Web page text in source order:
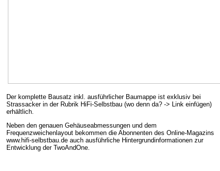
Der komplette Bausatz inkl. ausführlicher Baumappe ist exklusiv bei
Strassacker in der Rubrik HiFi-Selbstbau (wo denn da? -> Link einfügen)
erhältlich.
Neben den genauen Gehäuseabmessungen und dem
Frequenzweichenlayout bekommen die Abonnenten des Online-Magazins
www.hifi-selbstbau.de auch ausführliche Hintergrundinformationen zur
Entwicklung der TwoAndOne.